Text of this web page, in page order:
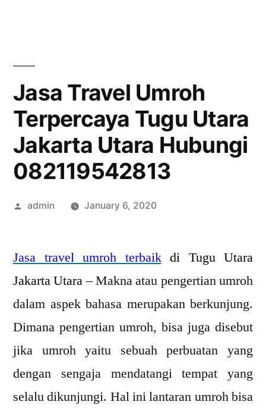
Jasa Travel Umroh
Terpercaya Tugu Utara
Jakarta Utara Hubungi
082119542813
Posted
admin January 6, 2020
Jasa travel umroh terbaikdi Tugu Utara
Jakarta Utara –Makna atau pengertian umroh
dalam aspek bahasa merupakan berkunjung.
Dimana pengertian umroh, bisa juga disebut
jika umroh yaitu sebuah perbuatan yang
dengan sengaja mendatangi tempat yang
selalu dikunjungi. Hal ini lantaran umroh bisa